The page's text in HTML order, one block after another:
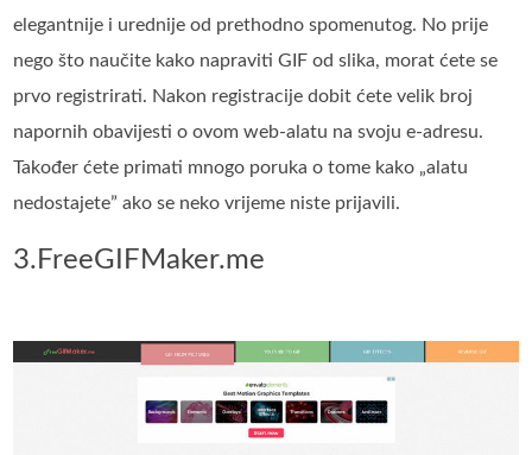
elegantnije i urednije od prethodno spomenutog. No prije
nego što naučite kako napraviti GIF od slika, morat ćete se
prvo registrirati. Nakon registracije dobit ćete velik broj
napornih obavijesti o ovom web-alatu na svoju e-adresu.
Također ćete primati mnogo poruka o tome kako „alatu
nedostajete” ako se neko vrijeme niste prijavili.
3.FreeGIFMaker.me